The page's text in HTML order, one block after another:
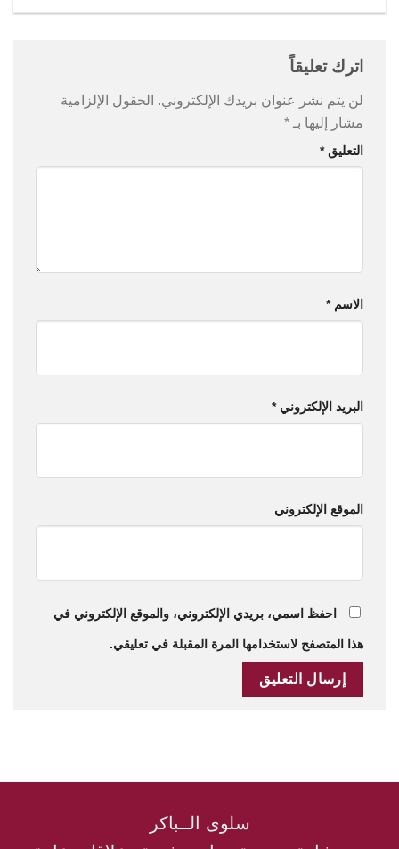
اترك تعليقاً
لن يتم نشر عنوان بريدك الإلكتروني. الحقول الإلزامية
مشار إليها بـ *
التعليق*
الاسم*
البريد الإلكتروني*
الموقع الإلكتروني
احفظ اسمي، بريدي الإلكتروني، والموقع الإلكتروني في
هذا المتصفح لاستخدامها المرة المقبلة في تعليقي.
سلوى الــباكر